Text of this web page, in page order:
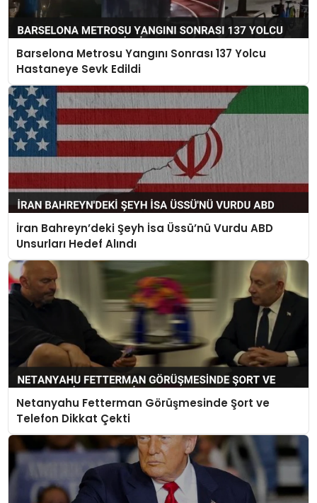
Barselona Metrosu Yangını Sonrası 137 Yolcu
Hastaneye Sevk Edildi
İran Bahreyn’deki Şeyh İsa Üssü’nü Vurdu ABD
Unsurları Hedef Alındı
Netanyahu Fetterman Görüşmesinde Şort ve
Telefon Dikkat Çekti